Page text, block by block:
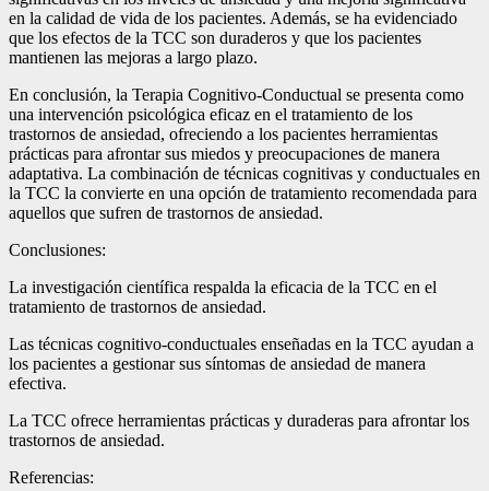
en la calidad de vida de los pacientes. Además, se ha evidenciado
que los efectos de la TCC son duraderos y que los pacientes
mantienen las mejoras a largo plazo.
En conclusión, la Terapia Cognitivo-Conductual se presenta como
una intervención psicológica eficaz en el tratamiento de los
trastornos de ansiedad, ofreciendo a los pacientes herramientas
prácticas para afrontar sus miedos y preocupaciones de manera
adaptativa. La combinación de técnicas cognitivas y conductuales en
la TCC la convierte en una opción de tratamiento recomendada para
aquellos que sufren de trastornos de ansiedad.
Conclusiones:
La investigación científica respalda la eficacia de la TCC en el
tratamiento de trastornos de ansiedad.
Las técnicas cognitivo-conductuales enseñadas en la TCC ayudan a
los pacientes a gestionar sus síntomas de ansiedad de manera
efectiva.
La TCC ofrece herramientas prácticas y duraderas para afrontar los
trastornos de ansiedad.
Referencias: